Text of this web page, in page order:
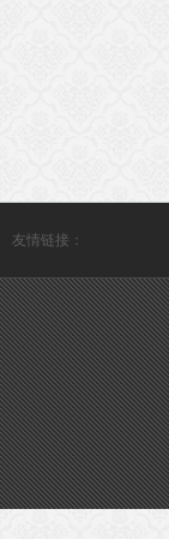
友情链接：